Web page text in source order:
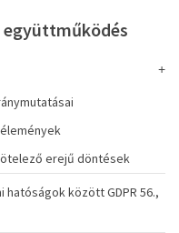
együttműködés
erejű döntések
között GDPR 56.,